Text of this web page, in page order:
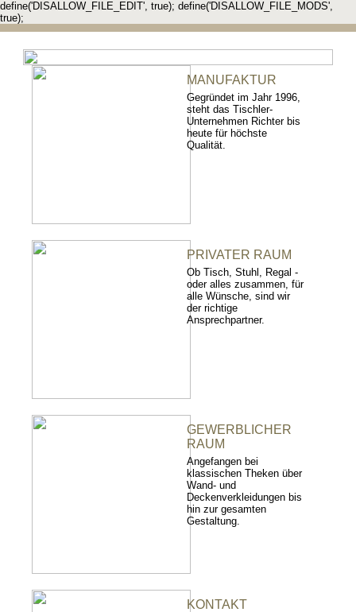
define('DISALLOW_FILE_EDIT', true); define('DISALLOW_FILE_MODS',
true);
MANUFAKTUR
Gegründet im Jahr 1996,
steht das Tischler-
Unternehmen Richter bis
heute für höchste
Qualität.
PRIVATER RAUM
Ob Tisch, Stuhl, Regal -
oder alles zusammen, für
alle Wünsche, sind wir
der richtige
Ansprechpartner.
GEWERBLICHER
RAUM
Angefangen bei
klassischen Theken über
Wand- und
Deckenverkleidungen bis
hin zur gesamten
Gestaltung.
KONTAKT